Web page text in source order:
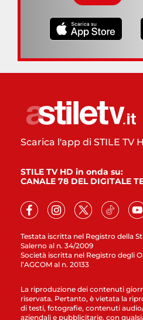
Testata iscritta nel Registro della
Salerno al n. 34/2009
Società iscritta nel Registro degli
l’AGCOM al n. 20133
Scarica l'app di STILE TV
STILE TV HD in onda su:
CANALE 78 DEL DIGITALE
La riproduzione dei contenuti
riservata. Pertanto, è vietata la
di testi, fotografie, contenuti
aziendali e pubblicitarie, con